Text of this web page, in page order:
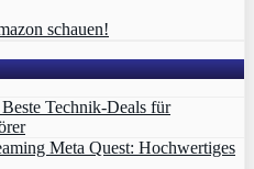
Technik-Deals für
Meta Quest: Hochwertiges